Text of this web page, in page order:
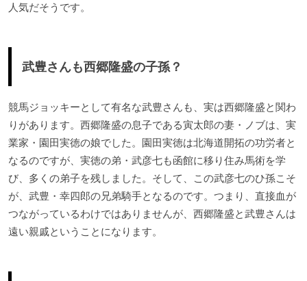
人気だそうです。
武豊さんも西郷隆盛の子孫？
競馬ジョッキーとして有名な武豊さんも、実は西郷隆盛と関わ
りがあります。西郷隆盛の息子である寅太郎の妻・ノブは、実
業家・園田実徳の娘でした。園田実徳は北海道開拓の功労者と
なるのですが、実徳の弟・武彦七も函館に移り住み馬術を学
び、多くの弟子を残しました。そして、この武彦七のひ孫こそ
が、武豊・幸四郎の兄弟騎手となるのです。つまり、直接血が
つながっているわけではありませんが、西郷隆盛と武豊さんは
遠い親戚ということになります。